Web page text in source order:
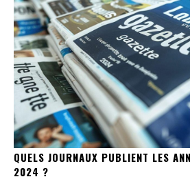
QUELS JOURNAUX PUBLIENT LES
2024 ?